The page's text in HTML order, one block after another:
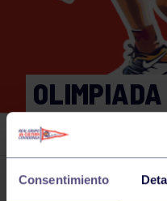
Consentimiento
AJEDREZ